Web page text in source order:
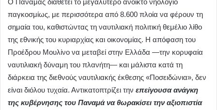
Ο Παναμάς διαθέτει το μεγαλύτερο ανοικτό νηολόγιο
παγκοσμίως, με περισσότερα από 8.600 πλοία να φέρουν τη
σημαία του, καθιστώντας τη ναυτιλιακή πολιτική θεμέλιο λίθο
της εθνικής του κυριαρχίας και οικονομίας. Η απόφαση του
Προέδρου Μουλίνο να μεταβεί στην Ελλάδα —την κορυφαία
ναυτιλιακή δύναμη του πλανήτη— και μάλιστα κατά τη
διάρκεια της διεθνούς ναυτιλιακής έκθεσης «Ποσειδώνια», δεν
είναι διόλου τυχαία. Αντικατοπτρίζει την επείγουσα ανάγκη
της κυβέρνησης του Παναμά να θωρακίσει την αξιοπιστία